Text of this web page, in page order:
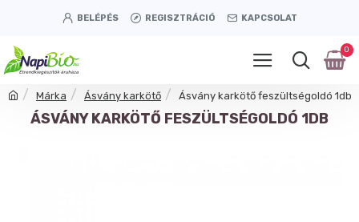
BELÉPÉS REGISZTRÁCIÓ KAPCSOLAT
0
Márka Ásvány karkötő Ásvány karkötő feszültségoldó 1db
ÁSVÁNY KARKÖTŐ FESZÜLTSÉGOLDÓ 1DB